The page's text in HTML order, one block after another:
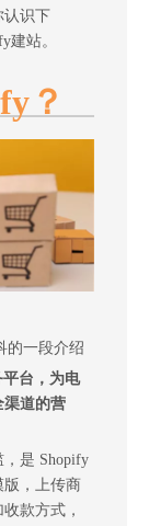
认识下
建站。
？
的一段介绍
平台，为电
渠道的营
是 Shopify
版，上传商
款方式，